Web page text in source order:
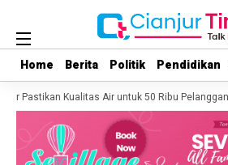
Home Berita Politik Pendidikan
Home Berita Politik Pendidikan
Pastikan Kualitas Air untuk 50 Ribu Pelanggan